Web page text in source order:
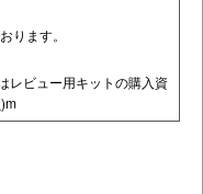
ります。
レビュー用キットの購入資